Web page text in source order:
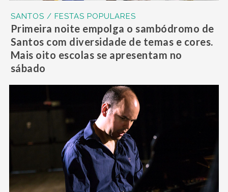
SANTOS / FESTAS POPULARES
Primeira noite empolga o sambódromo de
Santos com diversidade de temas e cores.
Mais oito escolas se apresentam no
sábado